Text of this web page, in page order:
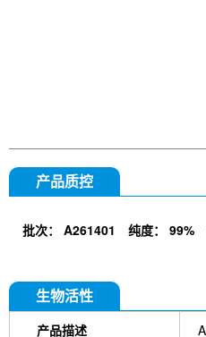
产品质控
批次： A261401 纯度： 99%
生物活性
产品描述